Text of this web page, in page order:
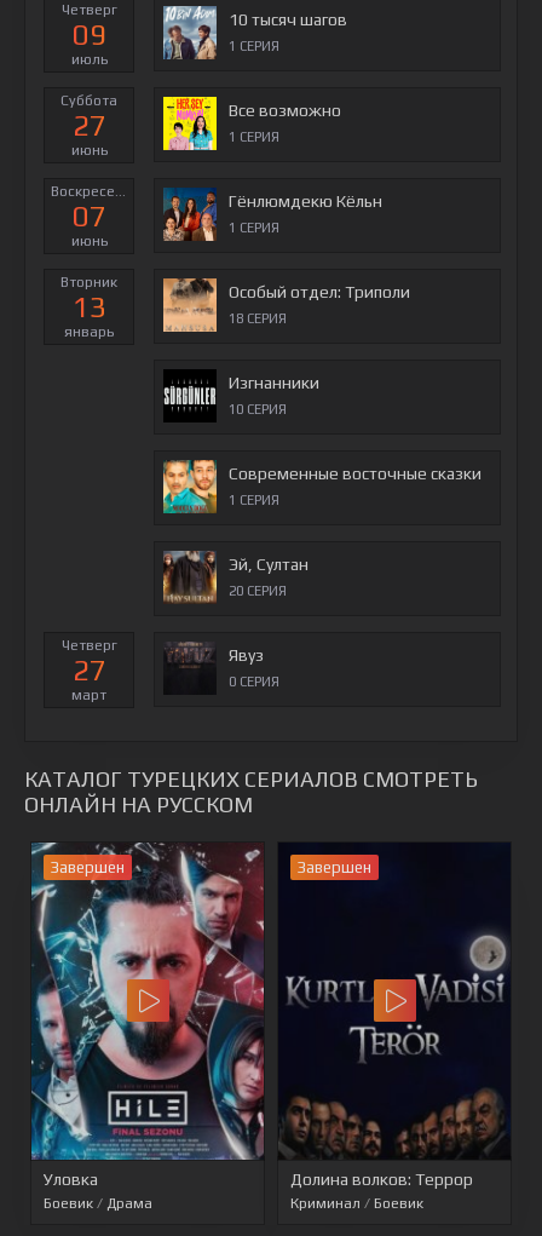
Четверг
09
июль
10 тысяч шагов
1 СЕРИЯ
Суббота
27
июнь
Все возможно
1 СЕРИЯ
Воскресенье
07
июнь
Гёнлюмдекю Кёльн
1 СЕРИЯ
Вторник
13
январь
Особый отдел: Триполи
18 СЕРИЯ
Изгнанники
10 СЕРИЯ
Современные восточные сказки
1 СЕРИЯ
Эй, Султан
20 СЕРИЯ
Четверг
27
март
Явуз
0 СЕРИЯ
КАТАЛОГ ТУРЕЦКИХ СЕРИАЛОВ СМОТРЕТЬ
ОНЛАЙН НА РУССКОМ
Завершен
Уловка
Боевик / Драма
Завершен
Долина волков: Террор
Криминал / Боевик